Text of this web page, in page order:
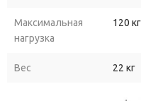
Максимальная
нагрузка
120 кг
Вес 22 кг